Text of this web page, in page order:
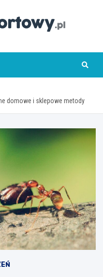
domowe i sklepowe metody